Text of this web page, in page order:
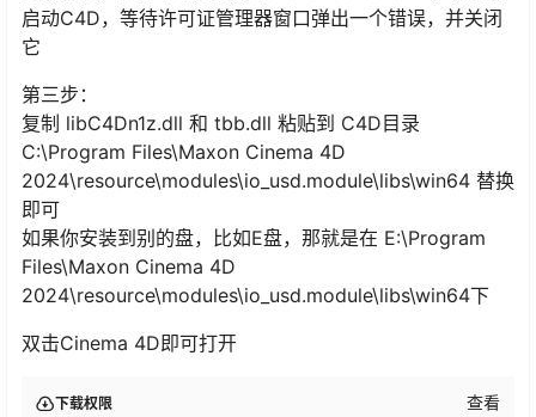
启动C4D，等待许可证管理器窗口弹出一个错误，并关闭
它
第三步：
复制 libC4Dn1z.dll 和 tbb.dll 粘贴到 C4D目录
C:\Program Files\Maxon Cinema 4D
2024\resource\modules\io_usd.module\libs\win64 替换
即可
如果你安装到别的盘，比如E盘，那就是在 E:\Program
Files\Maxon Cinema 4D
2024\resource\modules\io_usd.module\libs\win64下
双击Cinema 4D即可打开
下载权限 查看